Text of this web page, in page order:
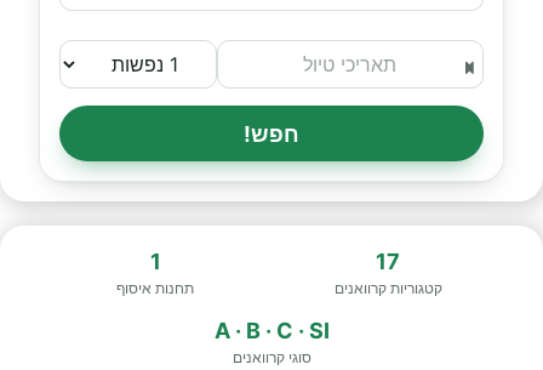
חפש!
17
קטגוריות קרוואנים
1
תחנות איסוף
A · B · C · SI
סוגי קרוואנים